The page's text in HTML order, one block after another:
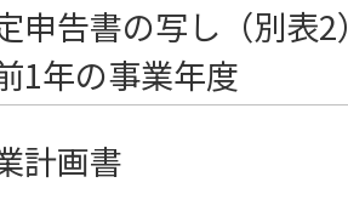
申告書の写し（別表2
1年の事業年度
計画書